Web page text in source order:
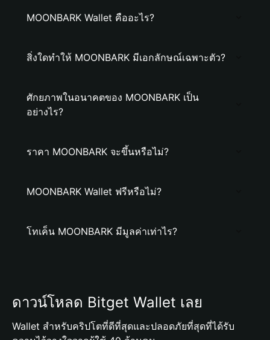
MOONBARK Wallet คืออะไร?
สิ่งใดทำให้ MOONBARK มีเอกลักษณ์เฉพาะตัว?
ศักยภาพในอนาคตของ MOONBARK เป็น
อย่างไร?
ราคา MOONBARK จะขึ้นหรือไม่?
MOONBARK Wallet ฟรีหรือไม่?
โทเค็น MOONBARK มีมูลค่าเท่าไร?
ดาวน์โหลด Bitget Wallet เลย
Wallet สำหรับคริปโตที่ดีที่สุดและปลอดภัยที่สุดที่ได้รับ